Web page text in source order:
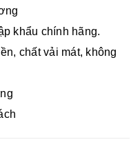
khẩu chính hãng.
chất vải mát, không